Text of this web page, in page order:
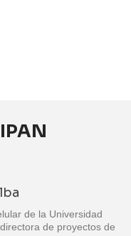
de la Universidad
de proyectos de